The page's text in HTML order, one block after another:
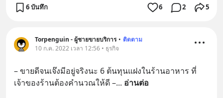
6 บันทึก 6 2 5
Torpenguin - ผู้ชายขายบริการ • ติดตาม
10 ก.ค. 2022 เวลา 12:56 • ธุรกิจ
– ขายดีจนเจ๊งมีอยู่จริงนะ 6 ต้นทุนแฝงในร้านอาหาร ที่
เจ้าของร้านต้องคำนวณให้ดี –... อ่านต่อ